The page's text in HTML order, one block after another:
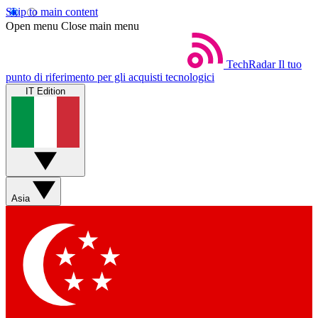
Skip to main content
Open menu Close main menu
TechRadar Il tuo
punto di riferimento per gli acquisti tecnologici
IT Edition
Asia